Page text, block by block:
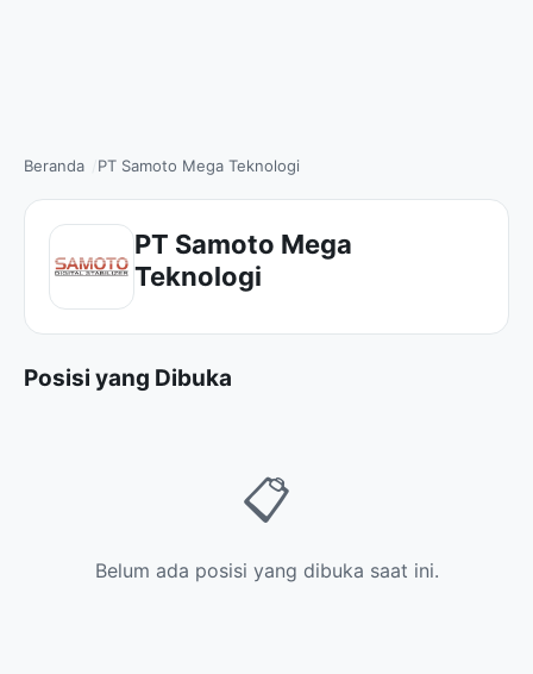
Beranda PT Samoto Mega Teknologi
PT Samoto Mega
Teknologi
Posisi yang Dibuka
📋
Belum ada posisi yang dibuka saat ini.